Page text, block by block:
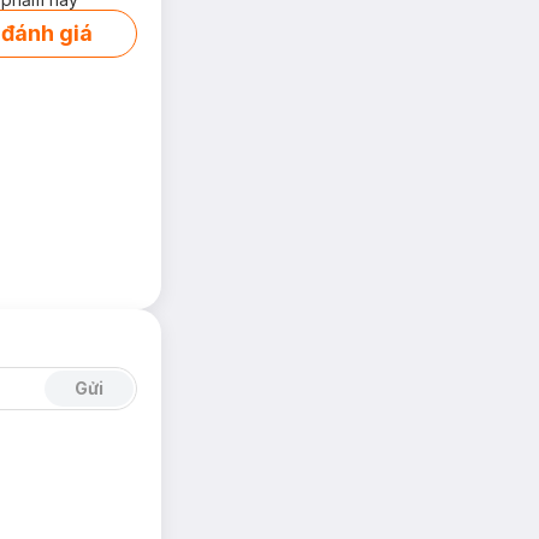
da. Đồng thời
melanin &
nhẹ trên da
giá
Gửi